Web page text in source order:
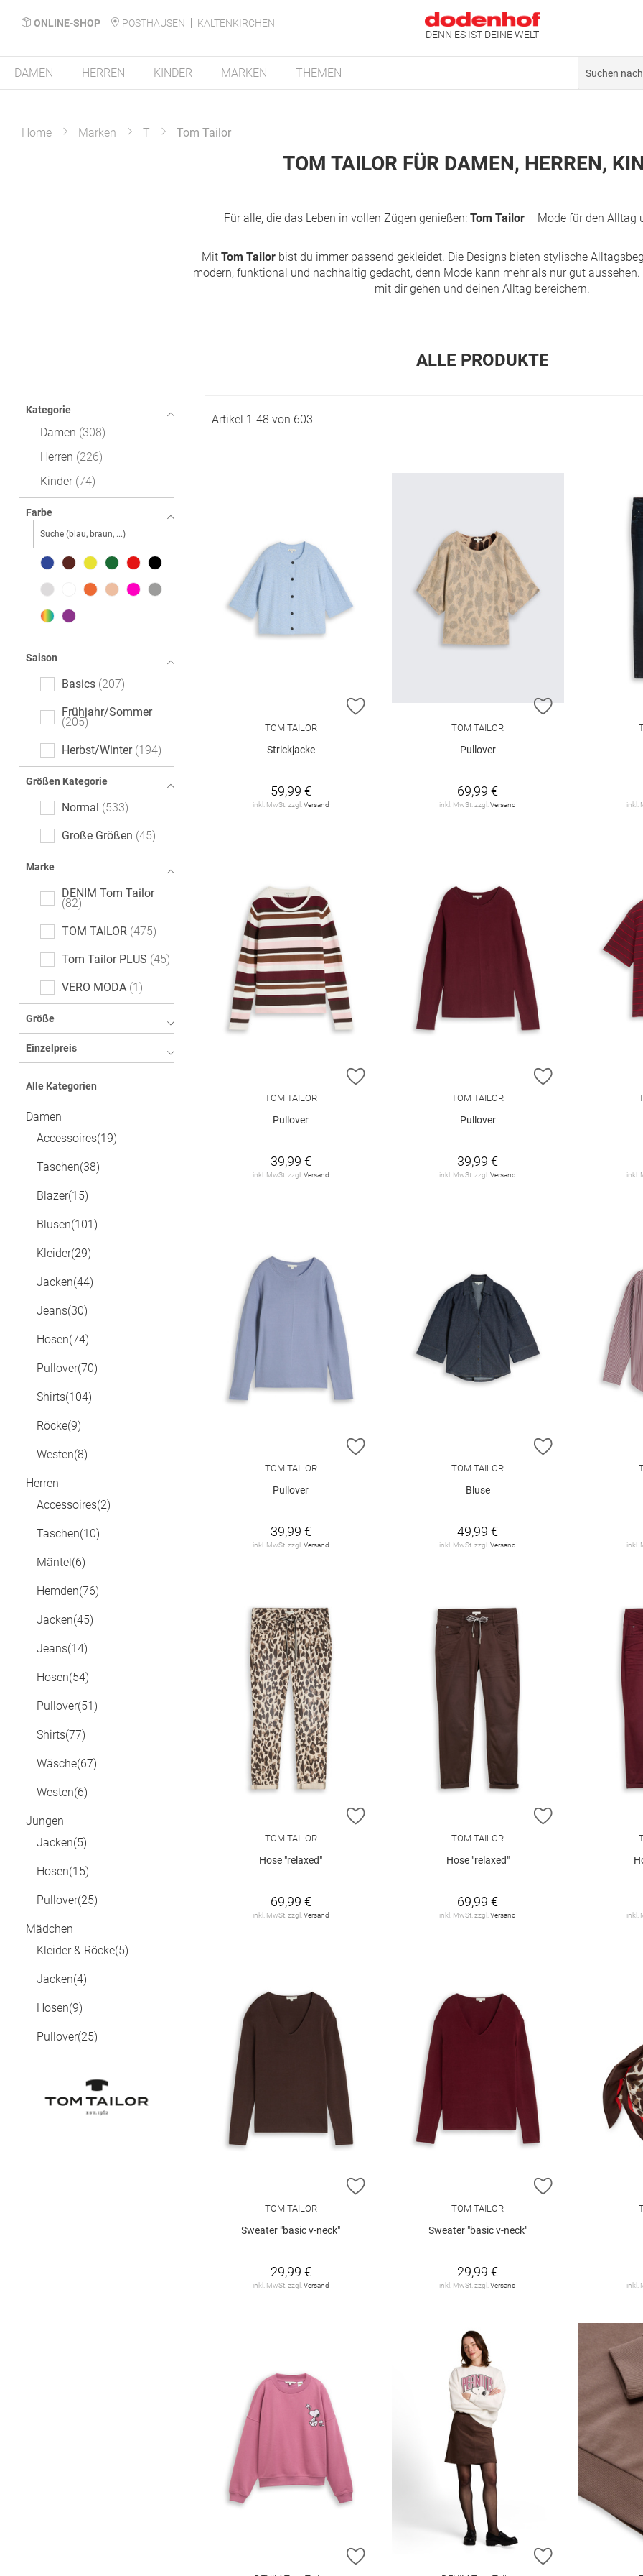
ONLINE-SHOP POSTHAUSEN
KALTENKIRCHEN
DENN ES IST DEINE WELT
DAMEN HERREN KINDER MARKEN THEMEN
Home Marken T Tom Tailor
TOM TAILOR FÜR DAMEN, HERREN,
Für alle, die das Leben in vollen Zügen genießen: Tom Tailor – Mode für den Alltag
Mit Tom Tailor bist du immer passend gekleidet. Die Designs bieten stylische
modern, funktional und nachhaltig gedacht, denn Mode kann mehr als nur gut
mit dir gehen und deinen Alltag bereichern.
ALLE PRODUKTE
Kategorie
Damen 308
Herren 226
Kinder 74
Farbe
Saison
Basics 207
Frühjahr/Sommer
205
Herbst/Winter 194
Größen Kategorie
Normal 533
Große Größen 45
Marke
DENIM Tom Tailor
82
TOM TAILOR 475
Tom Tailor PLUS 45
VERO MODA 1
Größe
Einzelpreis
Alle Kategorien
Damen
Accessoires(19)
Taschen(38)
Blazer(15)
Blusen(101)
Kleider(29)
Jacken(44)
Jeans(30)
Hosen(74)
Pullover(70)
Shirts(104)
Röcke(9)
Westen(8)
Herren
Accessoires(2)
Taschen(10)
Mäntel(6)
Hemden(76)
Jacken(45)
Jeans(14)
Hosen(54)
Pullover(51)
Shirts(77)
Wäsche(67)
Westen(6)
Jungen
Jacken(5)
Hosen(15)
Pullover(25)
Mädchen
Kleider & Röcke(5)
Jacken(4)
Hosen(9)
Pullover(25)
Artikel 1-48 von 603
ZUR WUNSCHLISTE HINZUFÜGEN
TOM TAILOR
Strickjacke
59,99 €
inkl. MwSt. zzgl. Versand
ZUR
TOM TAILOR
Pullover
69,99 €
inkl. MwSt. zzgl.Versand inkl.
ZUR WUNSCHLISTE HINZUFÜGEN
TOM TAILOR
Pullover
39,99 €
inkl. MwSt. zzgl. Versand
ZUR
TOM TAILOR
Pullover
39,99 €
inkl. MwSt. zzgl.Versand inkl.
ZUR WUNSCHLISTE HINZUFÜGEN
TOM TAILOR
Pullover
39,99 €
inkl. MwSt. zzgl. Versand
ZUR
TOM TAILOR
Bluse
49,99 €
inkl. MwSt. zzgl.Versand inkl.
ZUR WUNSCHLISTE HINZUFÜGEN
TOM TAILOR
Hose "relaxed"
69,99 €
inkl. MwSt. zzgl. Versand
ZUR
TOM TAILOR
Hose "relaxed"
69,99 €
inkl. MwSt. zzgl.Versand inkl.
ZUR WUNSCHLISTE HINZUFÜGEN
TOM TAILOR
Sweater "basic v-neck"
29,99 €
inkl. MwSt. zzgl. Versand
ZUR
TOM TAILOR
Sweater "basic v-neck"
29,99 €
inkl. MwSt. zzgl.Versand inkl.
ZUR WUNSCHLISTE HINZUFÜGEN ZUR